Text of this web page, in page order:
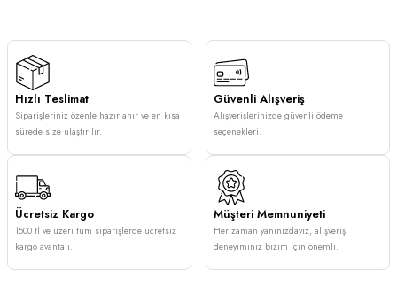
Hızlı Teslimat
Siparişleriniz özenle hazırlanır ve en kısa
sürede size ulaştırılır.
Güvenli Alışveriş
Alışverişlerinizde güvenli ödeme
seçenekleri.
Ücretsiz Kargo
1500 tl ve üzeri tüm siparişlerde ücretsiz
kargo avantajı.
Müşteri Memnuniyeti
Her zaman yanınızdayız, alışveriş
deneyiminiz bizim için önemli.